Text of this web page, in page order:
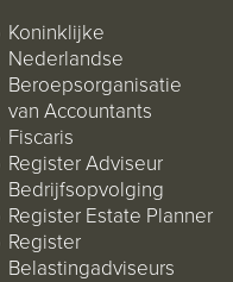
Koninklijke
Nederlandse
Beroepsorganisatie
van Accountants
Fiscaris
Register Adviseur
Bedrijfsopvolging
Register Estate Planner
Register
Belastingadviseurs